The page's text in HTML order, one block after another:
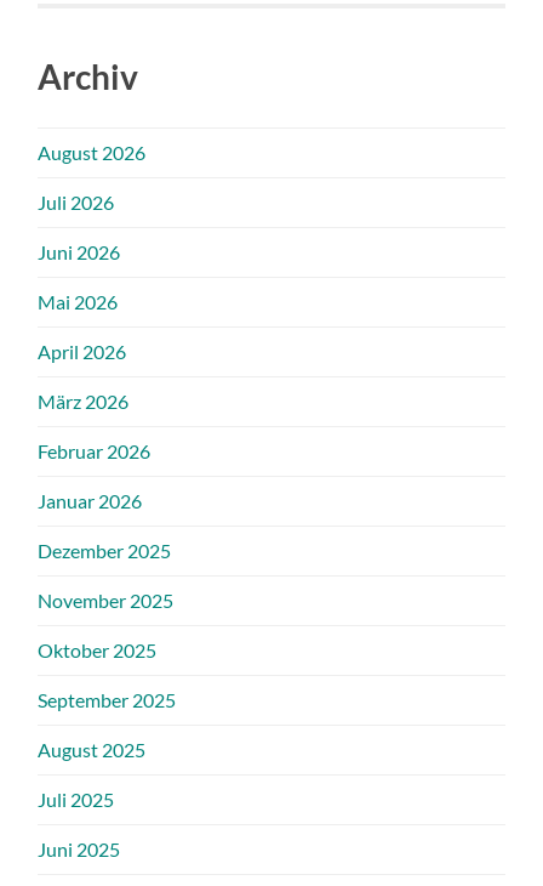
Archiv
August 2026
Juli 2026
Juni 2026
Mai 2026
April 2026
März 2026
Februar 2026
Januar 2026
Dezember 2025
November 2025
Oktober 2025
September 2025
August 2025
Juli 2025
Juni 2025